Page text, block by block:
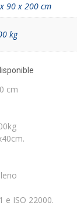
90 x 200 cm
kg
cm
e ISO 22000.